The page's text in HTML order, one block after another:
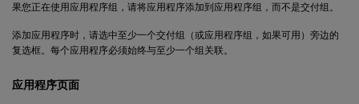
果您正在使用应用程序组，请将应用程序添加到应用程序组，而不是交付组。
添加应用程序时，请选中至少一个交付组（或应用程序组，如果可用）旁边的
复选框。每个应用程序必须始终与至少一个组关联。
应用程序页面